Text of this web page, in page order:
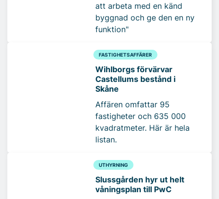
att arbeta med en känd
byggnad och ge den en ny
funktion"
FASTIGHETSAFFÄRER
Wihlborgs förvärvar
Castellums bestånd i
Skåne
Affären omfattar 95
fastigheter och 635 000
kvadratmeter. Här är hela
listan.
UTHYRNING
Slussgården hyr ut helt
våningsplan till PwC